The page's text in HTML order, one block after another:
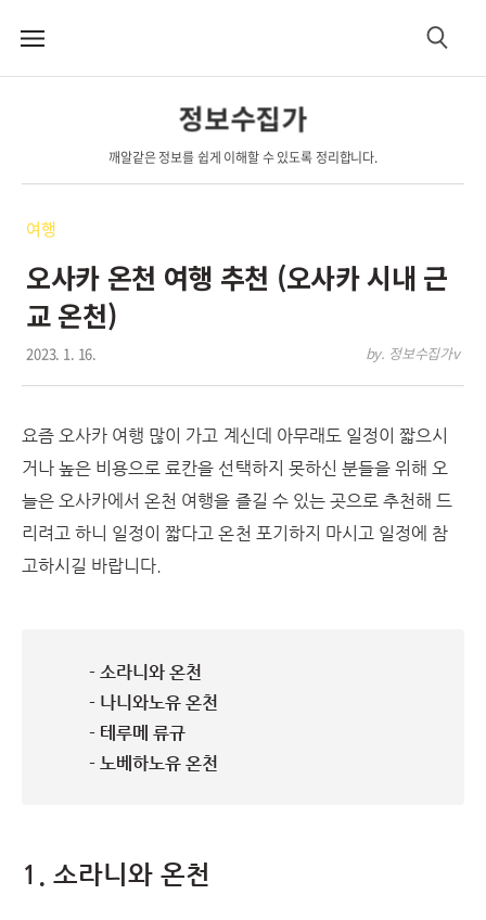
메
검
정보수집가
깨알같은 정보를 쉽게 이해할 수 있도록 정리합니다.
여행
오사카 온천 여행 추천 (오사카 시내 근
교 온천)
2023. 1. 16. by. 정보수집가v
요즘 오사카 여행 많이 가고 계신데 아무래도 일정이 짧으시
거나 높은 비용으로 료칸을 선택하지 못하신 분들을 위해 오
늘은 오사카에서 온천 여행을 즐길 수 있는 곳으로 추천해 드
리려고 하니 일정이 짧다고 온천 포기하지 마시고 일정에 참
고하시길 바랍니다.
- 소라니와 온천
- 나니와노유 온천
- 테루메 류규
- 노베하노유 온천
1. 소라니와 온천